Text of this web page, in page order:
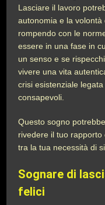
Lasciare il lavoro
autonomia e la volontà
rompendo con le
essere in una fase in
un senso e se
vivere una vita
crisi esistenziale
consapevoli.
Questo sogno
rivedere il tuo
tra la tua necessità di
Sognare di
felici